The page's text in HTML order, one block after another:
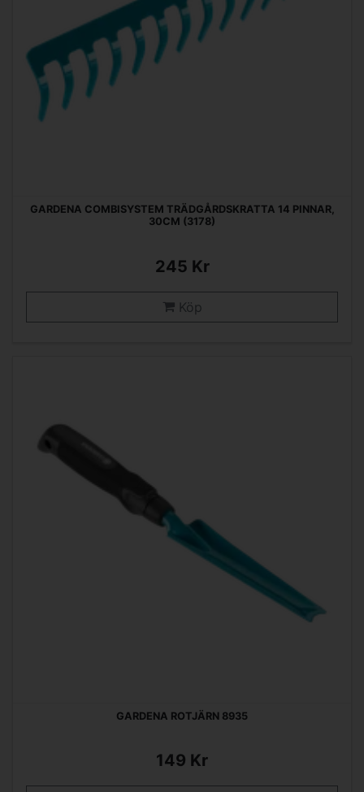
GARDENA COMBISYSTEM TRÄDGÅRDSKRATTA 14 PINNAR,
30CM (3178)
245 Kr
Köp
GARDENA ROTJÄRN 8935
149 Kr